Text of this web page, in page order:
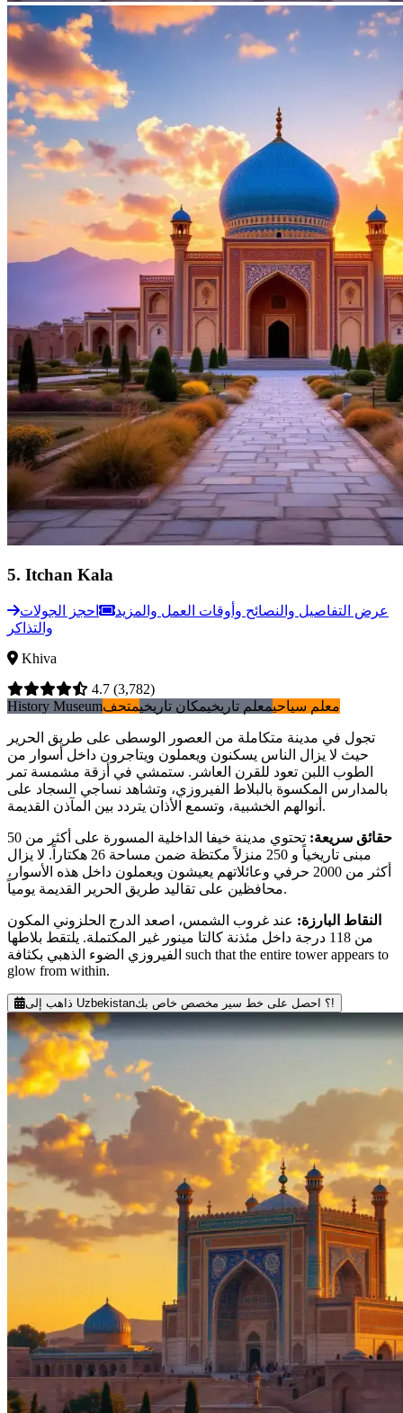
5. Itchan Kala
عرض التفاصيل والنصائح وأوقات العمل والمزيد
احجز الجولات
والتذاكر
Khiva
4.7 (3,782)
History Museum
معلم سياحيمعلم تاريخيمكان تاريخيمتحف
تجول في مدينة متكاملة من العصور الوسطى على طريق الحرير
حيث لا يزال الناس يسكنون ويعملون ويتاجرون داخل أسوار من
الطوب اللبن تعود للقرن العاشر. ستمشي في أزقة مشمسة تمر
بالمدارس المكسوة بالبلاط الفيروزي، وتشاهد نساجي السجاد على
أنوالهم الخشبية، وتسمع الأذان يتردد بين المآذن القديمة.
حقائق سريعة:
تحتوي مدينة خيفا الداخلية المسورة على أكثر من 50
مبنى تاريخياً و 250 منزلاً مكتظة ضمن مساحة 26 هكتاراً. لا يزال
أكثر من 2000 حرفي وعائلاتهم يعيشون ويعملون داخل هذه الأسوار،
محافظين على تقاليد طريق الحرير القديمة يومياً.
النقاط البارزة: عند غروب الشمس، اصعد الدرج الحلزوني المكون
من 118 درجة داخل مئذنة كالتا مينور غير المكتملة. يلتقط بلاطها
الفيروزي الضوء الذهبي بكثافة such that the entire tower appears to
glow from within.
ذاهب إلى Uzbekistan؟ احصل على خط سير مخصص خاص بك!